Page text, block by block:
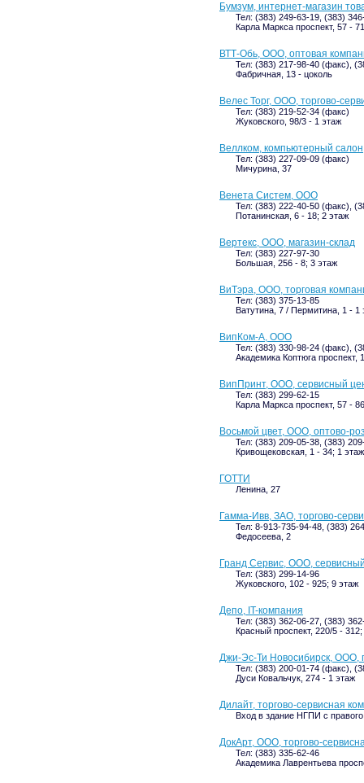
Бумзум, интернет-магазин
Тел: (383) 249-63-19, (383)
Карла Маркса проспект, 57 -
ВТТ-Обь, ООО, оптовая
Тел: (383) 217-98-40 (факс),
Фабричная, 13 - цоколь
Велес Торг, ООО, торгово-
Тел: (383) 219-52-34 (факс)
Жуковского, 98/3 - 1 этаж
Веллком, компьютерный салон
Тел: (383) 227-09-09 (факс)
Мичурина, 37
Венета Систем, ООО
Тел: (383) 222-40-50 (факс),
Потанинская, 6 - 18; 2 этаж
Вертекс, ООО, магазин-склад
Тел: (383) 227-97-30
Большая, 256 - 8; 3 этаж
ВиТэра, ООО, торговая
Тел: (383) 375-13-85
Ватутина, 7 / Пермитина, 1 - 1
ВипКом-А, ООО
Тел: (383) 330-98-24 (факс),
Академика Коптюга проспект,
ВипПринт, ООО, сервисный
Тел: (383) 299-62-15
Карла Маркса проспект, 57 -
Восьмой цвет, ООО, оптово-
Тел: (383) 209-05-38, (383)
Кривощековская, 1 - 34; 1 этаж
ГОТТИ
Ленина, 27
Гамма-Ивв, ЗАО, торгово-
Тел: 8-913-735-94-48, (383)
Федосеева, 2
Гранд Сервис, ООО,
Тел: (383) 299-14-96
Жуковского, 102 - 925; 9 этаж
Депо, IT-компания
Тел: (383) 362-06-27, (383)
Красный проспект, 220/5 -
Джи-Эс-Ти Новосибирск, ООО,
Тел: (383) 200-01-74 (факс),
Дуси Ковальчук, 274 - 1 этаж
Дилайт, торгово-сервисная
Вход в здание НГПИ с правого
ДокАрт, ООО, торгово-
Тел: (383) 335-62-46
Академика Лаврентьева